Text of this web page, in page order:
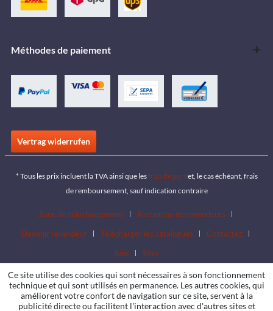
Méthodes de paiement
Vertrag widerrufen
* Tous les prix incluent la TVA ainsi que lesfrais de portet, le cas échéant, frais
de remboursement, sauf indication contraire
Zone de téléchargement
Recherche de revendeurs
Devenir revendeur
Télécharger les catalogues
Contactez
Jobs
Sites
Ce site utilise des cookies qui sont nécessaires à son fonctionnement
technique et qui sont utilisés en permanence. Les autres cookies, qui
améliorent votre confort de navigation sur ce site, servent à la
publicité directe ou facilitent l'interaction avec d'autres sites et